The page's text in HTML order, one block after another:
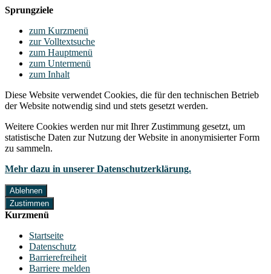
Sprungziele
zum Kurzmenü
zur Volltextsuche
zum Hauptmenü
zum Untermenü
zum Inhalt
Diese Website verwendet Cookies, die für den technischen Betrieb
der Website notwendig sind und stets gesetzt werden.
Weitere Cookies werden nur mit Ihrer Zustimmung gesetzt, um
statistische Daten zur Nutzung der Website in anonymisierter Form
zu sammeln.
Mehr dazu in unserer Datenschutzerklärung.
Ablehnen
Zustimmen
Kurzmenü
Startseite
Datenschutz
Barrierefreiheit
Barriere melden